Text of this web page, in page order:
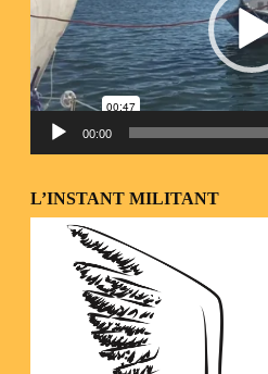
00:00
L’INSTANT MILITANT